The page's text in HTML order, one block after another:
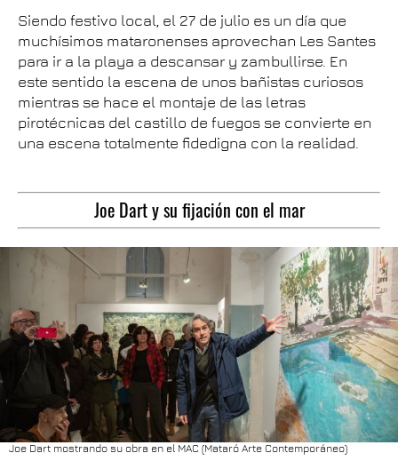
Siendo festivo local, el 27 de julio es un día que
muchísimos mataronenses aprovechan Les Santes
para ir a la playa a descansar y zambullirse. En
este sentido la escena de unos bañistas curiosos
mientras se hace el montaje de las letras
pirotécnicas del castillo de fuegos se convierte en
una escena totalmente fidedigna con la realidad.
Joe Dart y su fijación con el mar
Joe Dart mostrando su obra en el MAC (Mataró Arte Contemporáneo)